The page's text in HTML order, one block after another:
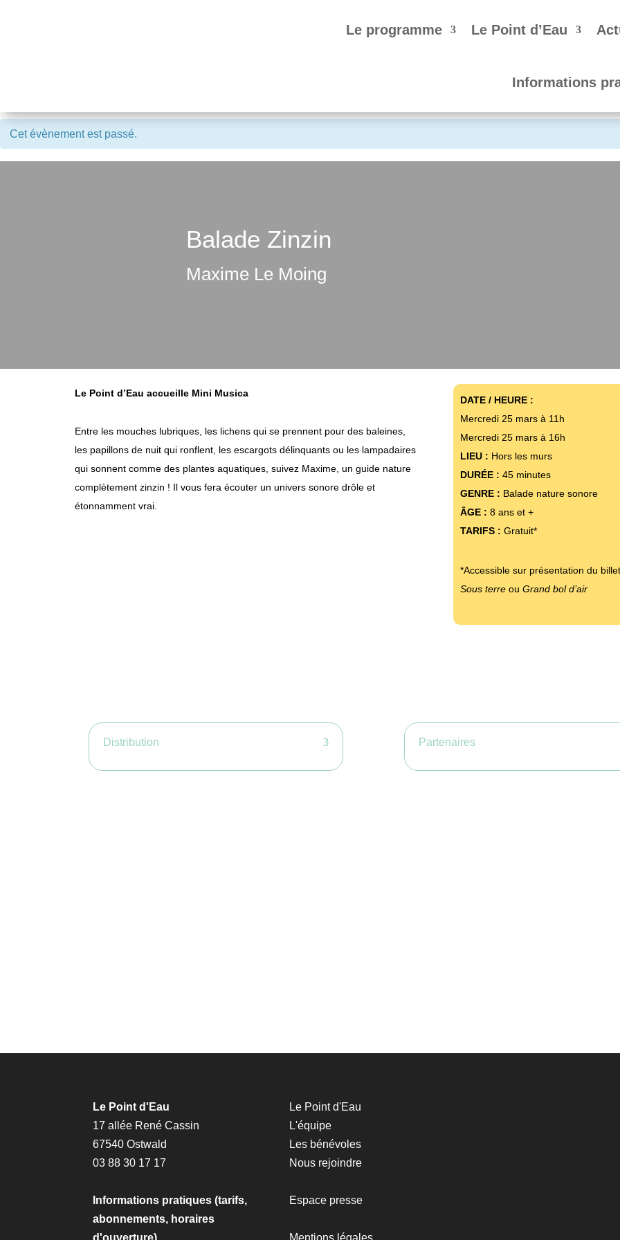
Le programme Le Point d’Eau
Informations
Cet évènement est passé.
Balade Zinzin
Maxime Le Moing
Le Point d’Eau accueille Mini Musica
Entre les mouches lubriques, les lichens qui se prennent pour des baleines,
les papillons de nuit qui ronflent, les escargots délinquants ou les lampadaires
qui sonnent comme des plantes aquatiques, suivez Maxime, un guide nature
complètement zinzin ! Il vous fera écouter un univers sonore drôle et
étonnamment vrai.
DATE / HEURE :
Mercredi 25 mars à 11h
Mercredi 25 mars à 16h
LIEU : Hors les murs
DURÉE : 45 minutes
GENRE : Balade nature sonore
ÂGE : 8 ans et +
TARIFS : Gratuit*
*Accessible sur présentation du billet
Sous terre ou Grand bol d’air
Distribution Partenaires
Le Point d'Eau
17 allée René Cassin
67540 Ostwald
03 88 30 17 17
Informations pratiques (tarifs,
abonnements, horaires
d'ouverture)
Le Point d'Eau
L'équipe
Les bénévoles
Nous rejoindre
Espace presse
Mentions légales